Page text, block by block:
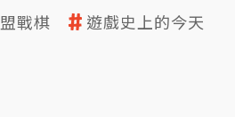
戰棋 遊戲史上的今天